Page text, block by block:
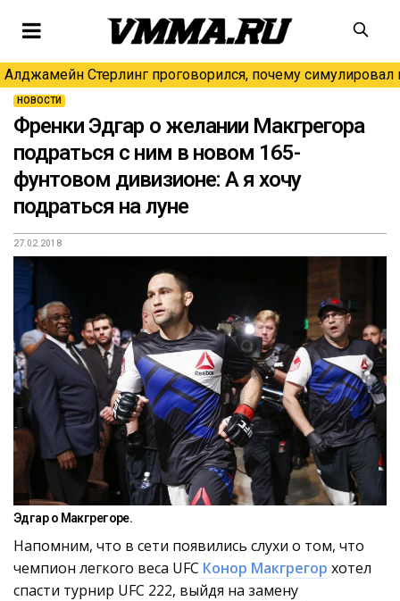
Алджамейн Стерлинг проговорился, почему симулировал
НОВОСТИ
Френки Эдгар о желании Макгрегора
подраться с ним в новом 165-
фунтовом дивизионе: А я хочу
подраться на луне
27.02.2018
Эдгар о Макгрегоре.
Напомним, что в сети появились слухи о том, что
чемпион легкого веса UFC Конор Макгрегор хотел
спасти турнир UFC 222, выйдя на замену